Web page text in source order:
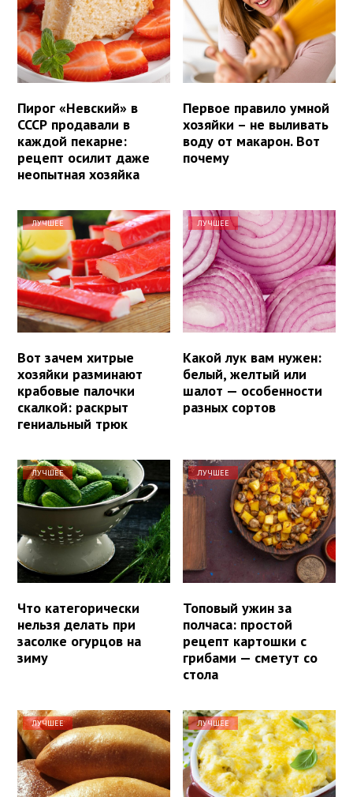
Пирог «Невский» в
СССР продавали в
каждой пекарне:
рецепт осилит даже
неопытная хозяйка
Первое правило умной
хозяйки – не выливать
воду от макарон. Вот
почему
ЛУЧШЕЕ
Вот зачем хитрые
хозяйки разминают
крабовые палочки
скалкой: раскрыт
гениальный трюк
ЛУЧШЕЕ
Какой лук вам нужен:
белый, желтый или
шалот — особенности
разных сортов
ЛУЧШЕЕ
Что категорически
нельзя делать при
засолке огурцов на
зиму
ЛУЧШЕЕ
Топовый ужин за
полчаса: простой
рецепт картошки с
грибами — сметут со
стола
ЛУЧШЕЕ ЛУЧШЕЕ